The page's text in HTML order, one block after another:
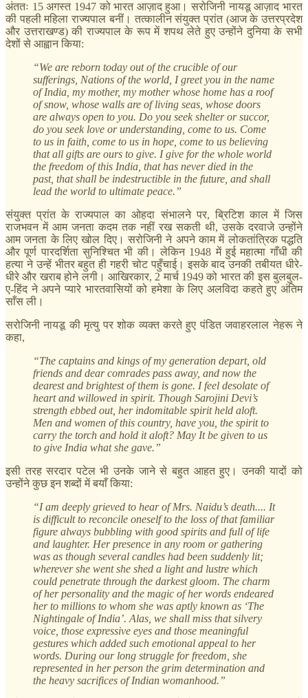
अंततः 15 अगस्त 1947 को भारत आज़ाद हुआ। सरोजिनी नायडू आज़ाद भारत
की पहली महिला राज्यपाल बनीं। तत्कालीन संयुक्त प्रांत (आज के उत्तरप्रदेश
और उत्तराखण्ड) की राज्यपाल के रूप में शपथ लेते हुए उन्होंने दुनिया के सभी
देशों से आह्वान किया:
“We are reborn today out of the crucible of our
sufferings, Nations of the world, I greet you in the name
of India, my mother, my mother whose home has a roof
of snow, whose walls are of living seas, whose doors
are always open to you. Do you seek shelter or succor,
do you seek love or understanding, come to us. Come
to us in faith, come to us in hope, come to us believing
that all gifts are ours to give. I give for the whole world
the freedom of this India, that has never died in the
past, that shall be indestructible in the future, and shall
lead the world to ultimate peace.”
संयुक्त प्रांत के राज्यपाल का ओहदा संभालने पर, ब्रिटिश काल में जिस
राजभवन में आम जनता कदम तक नहीं रख सकती थी, उसके दरवाजे उन्होंने
आम जनता के लिए खोल दिए। सरोजिनी ने अपने काम में लोकतांत्रिक पद्धति
और पूर्ण पारदर्शिता सुनिश्चित भी की। लेकिन 1948 में हुई महात्मा गाँधी की
हत्या ने उन्हें भीतर बहुत ही गहरी चोट पहुँचाई। इसके बाद उनकी तबीयत धीरे-
धीरे और खराब होने लगी। आखिरकार, 2 मार्च 1949 को भारत की इस बुलबुल-
ए-हिंद ने अपने प्यारे भारतवासियों को हमेशा के लिए अलविदा कहते हुए अंतिम
साँस ली।
सरोजिनी नायडू की मृत्यु पर शोक व्यक्त करते हुए पंडित जवाहरलाल नेहरू ने
कहा,
“The captains and kings of my generation depart, old
friends and dear comrades pass away, and now the
dearest and brightest of them is gone. I feel desolate of
heart and willowed in spirit. Though Sarojini Devi’s
strength ebbed out, her indomitable spirit held aloft.
Men and women of this country, have you, the spirit to
carry the torch and hold it aloft? May It be given to us
to give India what she gave.”
इसी तरह सरदार पटेल भी उनके जाने से बहुत आहत हुए। उनकी यादों को
उन्होंने कुछ इन शब्दों में बयाँ किया:
“I am deeply grieved to hear of Mrs. Naidu’s death.... It
is difficult to reconcile oneself to the loss of that familiar
figure always bubbling with good spirits and full of life
and laughter. Her presence in any room or gathering
was as though several candles had been suddenly lit;
wherever she went she shed a light and lustre which
could penetrate through the darkest gloom. The charm
of her personality and the magic of her words endeared
her to millions to whom she was aptly known as ‘The
Nightingale of India’. Alas, we shall miss that silvery
voice, those expressive eyes and those meaningful
gestures which added such emotional appeal to her
words. During our long struggle for freedom, she
represented in her person the grim determination and
the heavy sacrifices of Indian womanhood.”